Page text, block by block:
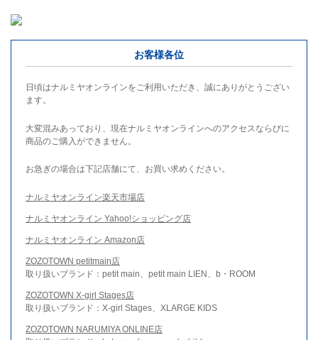
お客様各位
日頃はナルミヤオンラインをご利用いただき、誠にありがとうござい
ます。
大変混みあっており、現在ナルミヤオンラインへのアクセスならびに
商品のご購入ができません。
お急ぎの場合は下記店舗にて、お買い求めください。
ナルミヤオンライン楽天市場店
ナルミヤオンライン Yahoo!ショッピング店
ナルミヤオンライン Amazon店
ZOZOTOWN petitmain店
取り扱いブランド：petit main、petit main LIEN、b・ROOM
ZOZOTOWN X-girl Stages店
取り扱いブランド：X-girl Stages、XLARGE KIDS
ZOZOTOWN NARUMIYA ONLINE店